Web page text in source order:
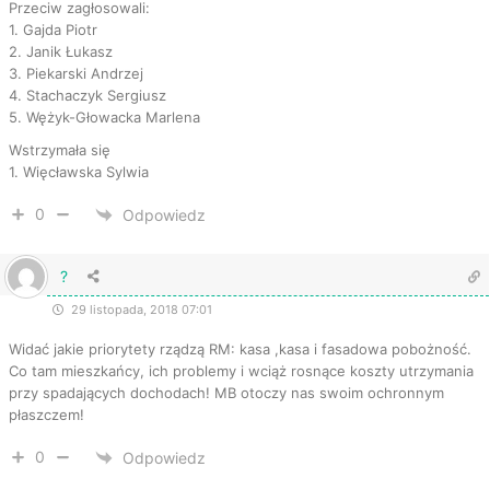
Przeciw zagłosowali:
1. Gajda Piotr
2. Janik Łukasz
3. Piekarski Andrzej
4. Stachaczyk Sergiusz
5. Wężyk-Głowacka Marlena
Wstrzymała się
1. Więcławska Sylwia
0 Odpowiedz
?
29 listopada, 2018 07:01
Widać jakie priorytety rządzą RM: kasa ,kasa i fasadowa pobożność.
Co tam mieszkańcy, ich problemy i wciąż rosnące koszty utrzymania
przy spadających dochodach! MB otoczy nas swoim ochronnym
płaszczem!
0 Odpowiedz